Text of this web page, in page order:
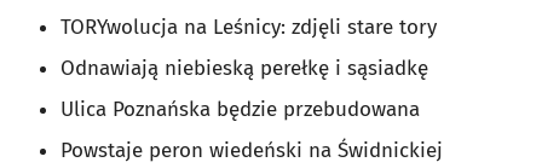
TORYwolucja na Leśnicy: zdjęli stare tory
Odnawiają niebieską perełkę i sąsiadkę
Ulica Poznańska będzie przebudowana
Powstaje peron wiedeński na Świdnickiej